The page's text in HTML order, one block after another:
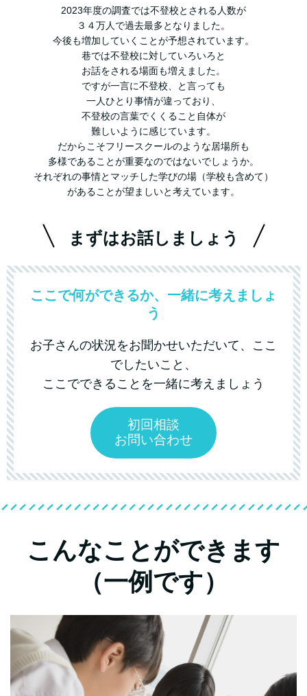
2023年度の調査では不登校とされる人数が
３４万人で過去最多となりました。
今後も増加していくことが予想されています。
巷では不登校に対していろいろと
お話をされる場面も増えました。
ですが一言に不登校、と言っても
一人ひとり事情が違っており、
不登校の言葉でくくること自体が
難しいように感じています。
だからこそフリースクールのような居場所も
多様であることが重要なのではないでしょうか。
それぞれの事情とマッチした学びの場（学校も含めて）
があることが望ましいと考えています。
まずはお話しましょう
ここで何ができるか、一緒に考えましょ
う
お子さんの状況をお聞かせいただいて、ここ
でしたいこと、
ここでできることを一緒に考えましょう
初回相談
お問い合わせ
こんなことができます
（一例です）